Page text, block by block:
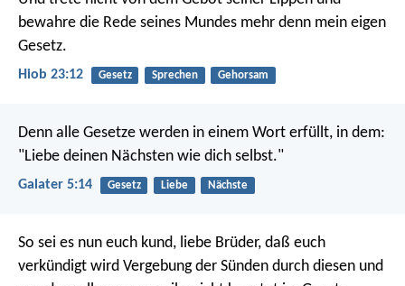
bewahre die Rede seines Mundes mehr denn mein eigen
Gesetz.
Hiob 23:12 Gesetz Sprechen Gehorsam
Denn alle Gesetze werden in einem Wort erfüllt, in dem:
"Liebe deinen Nächsten wie dich selbst."
Galater 5:14 Gesetz Liebe Nächste
So sei es nun euch kund, liebe Brüder, daß euch
verkündigt wird Vergebung der Sünden durch diesen und